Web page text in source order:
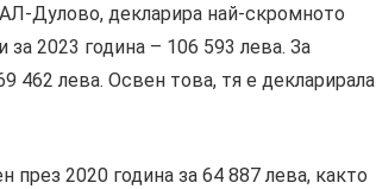
Дулово, декларира най-скромното
2023 година – 106 593 лева. За
462 лева. Освен това, тя е декларирала
2020 година за 64 887 лева, както